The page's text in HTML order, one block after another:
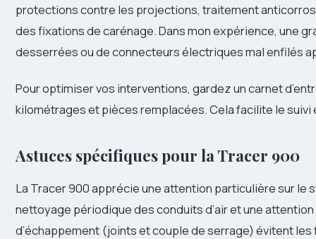
protections contre les projections, traitement
des fixations de carénage. Dans mon expérience, une
desserrées ou de connecteurs électriques mal enfilés
Pour optimiser vos interventions, gardez un carnet
kilométrages et pièces remplacées. Cela facilite le
Astuces spécifiques pour la Tracer 900
La Tracer 900 apprécie une attention particulière sur le
nettoyage périodique des conduits d’air et une
d’échappement (joints et couple de serrage) évitent